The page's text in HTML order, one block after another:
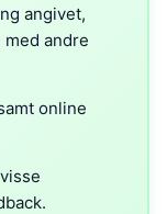
angivet,
andre
online